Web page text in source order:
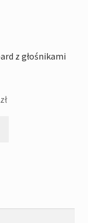
z głośnikami
złAktualna